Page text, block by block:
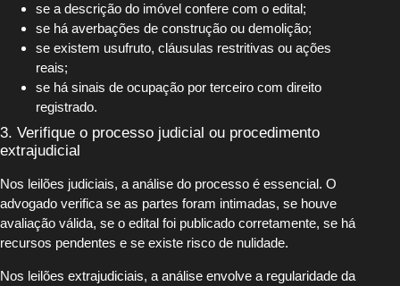
se a descrição do imóvel confere com o edital;
se há averbações de construção ou demolição;
se existem usufruto, cláusulas restritivas ou ações
reais;
se há sinais de ocupação por terceiro com direito
registrado.
3. Verifique o processo judicial ou procedimento
extrajudicial
Nos leilões judiciais, a análise do processo é essencial. O
advogado verifica se as partes foram intimadas, se houve
avaliação válida, se o edital foi publicado corretamente, se há
recursos pendentes e se existe risco de nulidade.
Nos leilões extrajudiciais, a análise envolve a regularidade da